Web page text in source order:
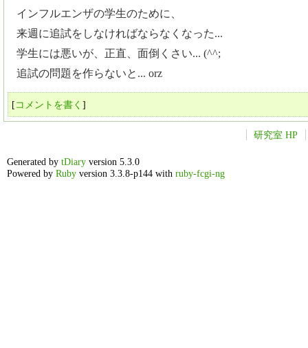
インフルエンザの学生のために、
来週に追試をしなければならなくなった...
学生には悪いが、正直、面倒くさい... (^^;
追試の問題を作らないと... orz
[コメントを書く ]
研究室 HP
Generated by tDiary version 5.3.0
Powered by Ruby version 3.3.8-p144 with ruby-fcgi-ng